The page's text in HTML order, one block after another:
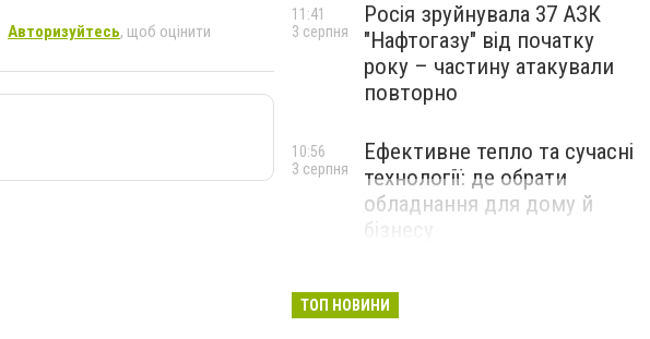
Авторизуйтесь, щоб оцінити
Росія зруйнувала 37 АЗК
"Нафтогазу" від початку
року – частину атакували
повторно
11:41
3 серпня
Ефективне тепло та сучасні
технології: де обрати
обладнання для дому й
бізнесу
10:56
3 серпня
ТОП НОВИНИ